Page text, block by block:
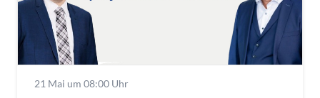
21 Mai um 08:00 Uhr